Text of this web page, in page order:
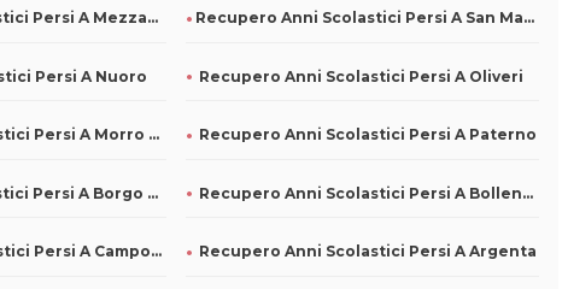
Recupero Anni Scolastici Persi A Mezzane Di Sotto Recupero Anni Scolastici Persi A San Martino Sannita
Persi A Nuoro Recupero Anni Scolastici Persi A Oliveri
Recupero Anni Scolastici Persi A Morro D'Oro Recupero Anni Scolastici Persi A Paterno
Recupero Anni Scolastici Persi A Borgo Mantovano Recupero Anni Scolastici Persi A Bollengo
Recupero Anni Scolastici Persi A Campodipietra Recupero Anni Scolastici Persi A Argenta